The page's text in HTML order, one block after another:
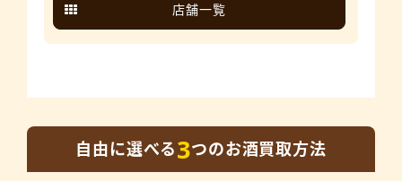
店舗一覧
自由に選べる3つのお酒買取方法